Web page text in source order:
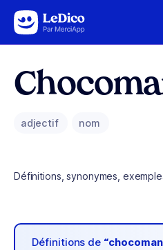
Aller au contenu
adjectif nom
Définitions, synonymes,
Définitions de